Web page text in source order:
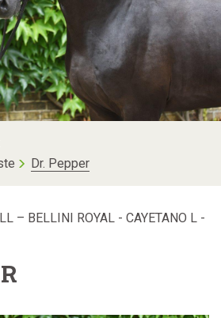
Dr. Pepper
– BELLINI ROYAL - CAYETANO L -